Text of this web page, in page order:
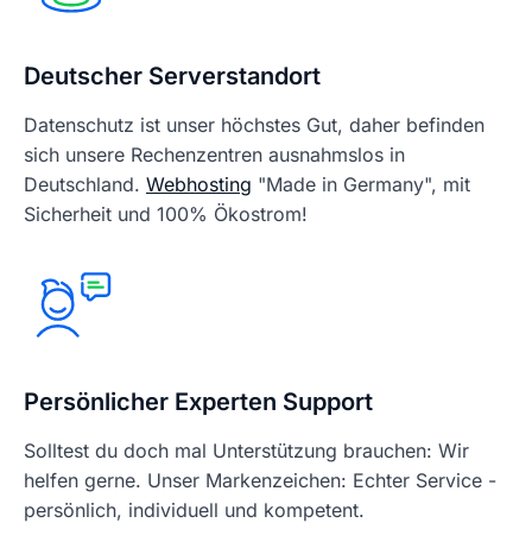
Deutscher Serverstandort
Datenschutz ist unser höchstes Gut, daher befinden
sich unsere Rechenzentren ausnahmslos in
Deutschland. Webhosting "Made in Germany", mit
Sicherheit und 100% Ökostrom!
Persönlicher Experten Support
Solltest du doch mal Unterstützung brauchen: Wir
helfen gerne. Unser Markenzeichen: Echter Service -
persönlich, individuell und kompetent.